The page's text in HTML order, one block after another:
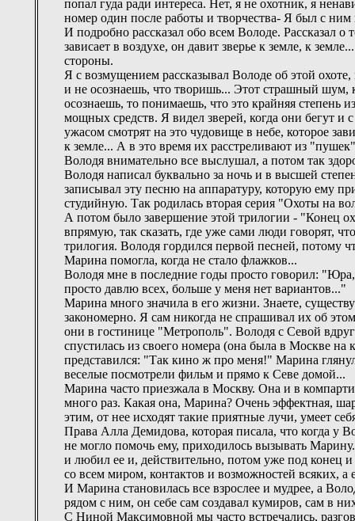
попал гуда ради интереса. Нет, я не охотник, я
номер один после работы и творчества- Я был с ним
И подробно рассказал обо всем Володе. Рассказал о
зависает в воздухе, он давит зверье к земле, к
стороны.
Я с возмущением рассказывал Володе об этой
и не осознаешь, что творишь... Этот страшный шум,
осознаешь, то понимаешь, что это крайняя степень
мощных средств. Я видел зверей, когда они бегут и
ужасом смотрят на это чудовище в небе, которое
к земле... А в это время их расстреливают из
Володя внимательно все выслушал, а потом так
Володя написал буквально за ночь и в высшей
записывал эту песню на аппаратуру, которую ему
студийную. Так родилась вторая серия "Охоты на
А потом было завершение этой трилогии - "Конец
впрямую, так сказать, где уже сами люди говорят,
трилогия. Володя гордился первой песней, потому
Марина помогла, когда не стало флажков...
Володя мне в последние годы просто говорил: "Юра,
просто давлю всех, больше у меня нет вариантов..."
Марина много значила в его жизни. Знаете,
закономерно. Я сам никогда не спрашивал их об
они в гостинице "Метрополь". Володя с Севой
спустилась из своего номера (она была в Москве
представился: "Так кино ж про меня!" Марина
веселые посмотрели фильм и прямо к Севе домой...
Марина часто приезжала в Москву. Она и в
много раз. Какая она, Марина? Очень эффектная,
этим, от нее исходят такие приятные лучи, умеет
Права Алла Демидова, которая писала, что когда у
не могло помочь ему, приходилось вызывать
и любил ее и, действительно, потом уже под конец
со всем миром, контактов и возможностей всяких,
И Марина становилась все взрослее и мудрее, а
рядом с ним, он себе сам создавал кумиров, сам в
С Ниной Максимовной мы часто встречались,